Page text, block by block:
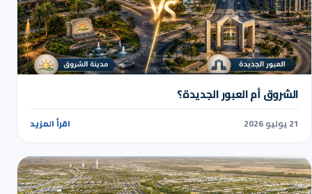
الشروق أم العبور الجديدة؟
21 يوليو 2026 اقرأ المزيد